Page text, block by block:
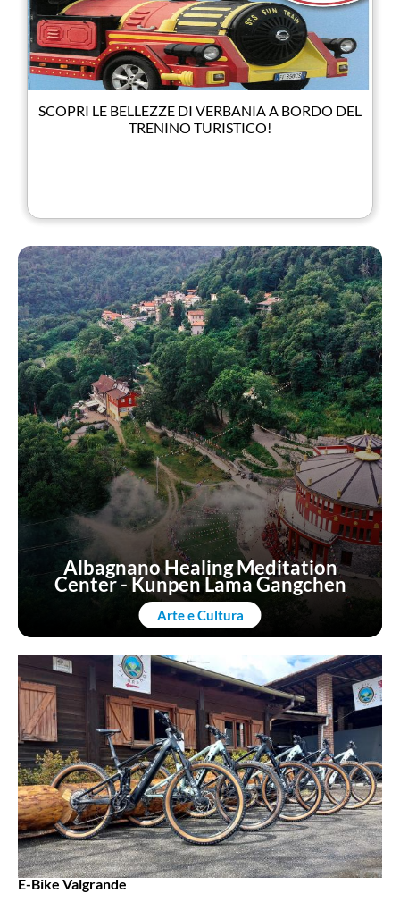
SCOPRI LE BELLEZZE DI VERBANIA A BORDO DEL
TRENINO TURISTICO!
Arte e Cultura
Albagnano Healing Meditation
Center - Kunpen Lama Gangchen
E-Bike Valgrande